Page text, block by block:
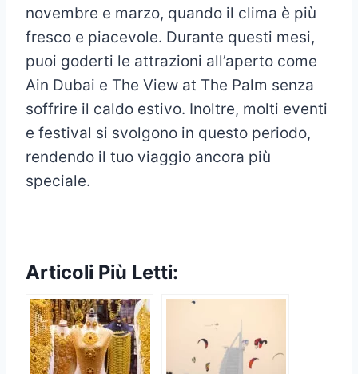
novembre e marzo, quando il clima è più
fresco e piacevole. Durante questi mesi,
puoi goderti le attrazioni all’aperto come
Ain Dubai e The View at The Palm senza
soffrire il caldo estivo. Inoltre, molti eventi
e festival si svolgono in questo periodo,
rendendo il tuo viaggio ancora più
speciale.
Articoli Più Letti: